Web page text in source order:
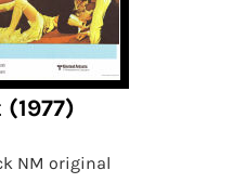
NM original